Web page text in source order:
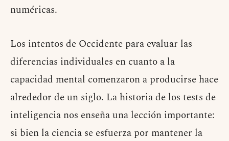
numéricas.
Los intentos de Occidente para evaluar las
diferencias individuales en cuanto a la
capacidad mental comenzaron a producirse hace
alrededor de un siglo. La historia de los tests de
inteligencia nos enseña una lección importante:
si bien la ciencia se esfuerza por mantener la